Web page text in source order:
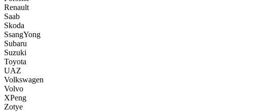
Renault
Saab
Skoda
SsangYong
Subaru
Suzuki
Toyota
UAZ
Volkswagen
Volvo
XPeng
Zotye